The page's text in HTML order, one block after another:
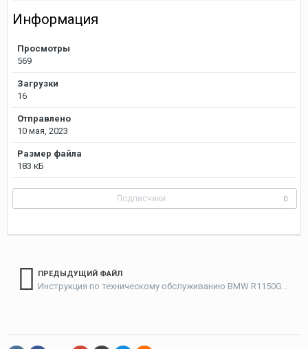
Информация
Просмотры
569
Загрузки
16
Отправлено
10 мая, 2023
Размер файла
183 кБ
Подписчики 0
ПРЕДЫДУЩИЙ ФАЙЛ
Инструкция по техническому обслуживанию BMW R1150GS/GSA